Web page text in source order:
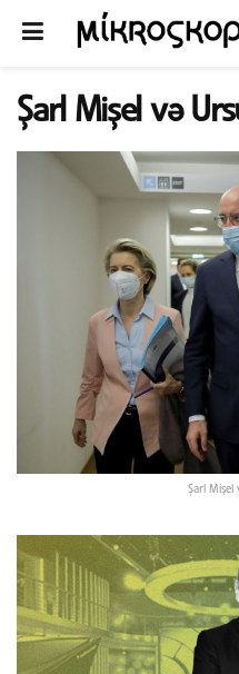
Şarl Mişel və
Şarl Mişel